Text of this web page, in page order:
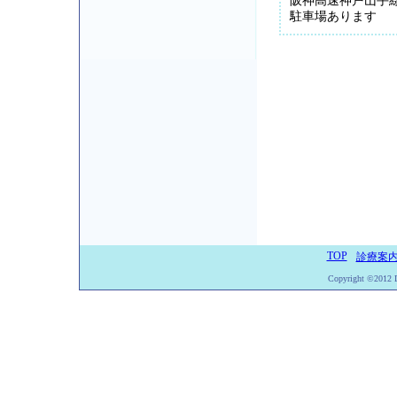
駐車場あります
TOP 診療案
Copyright ©2012